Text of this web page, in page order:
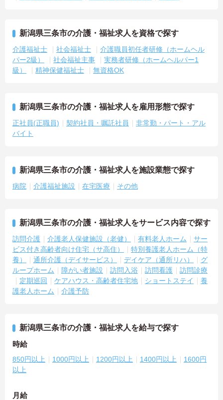
新潟県三条市の介護・福祉求人を資格で探す
介護福祉士 社会福祉士
介護職員初任者研修（ホームヘル
パー2級）
社会福祉主事
実務者研修（ホームヘルパー1
級）
精神保健福祉士 無資格OK
新潟県三条市の介護・福祉求人を雇用形態で探す
正社員(正職員) 契約社員・嘱託社員
非常勤・パート・アル
バイト
新潟県三条市の介護・福祉求人を施設業態で探す
病院 介護福祉施設 在宅医療 その他
新潟県三条市の介護・福祉求人をサービス内容で探す
訪問介護 介護老人保健施設（老健） 有料老人ホーム
サー
ビス付き高齢者向け住宅（サ高住）
特別養護老人ホーム（特
養）
通所介護（デイサービス） デイケア（通所リハ）
グ
ループホーム
障がい者施設 訪問入浴 訪問看護
訪問診療
定期巡回
ケアハウス・高齢者住宅地 ショートステイ
養
護老人ホーム
介護予防
新潟県三条市の介護・福祉求人を給与で探す
時給
850円以上 1000円以上 1200円以上 1400円以上
1600円
以上
月給